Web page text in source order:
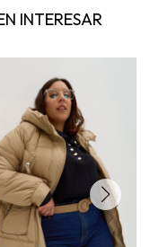
INTERESAR